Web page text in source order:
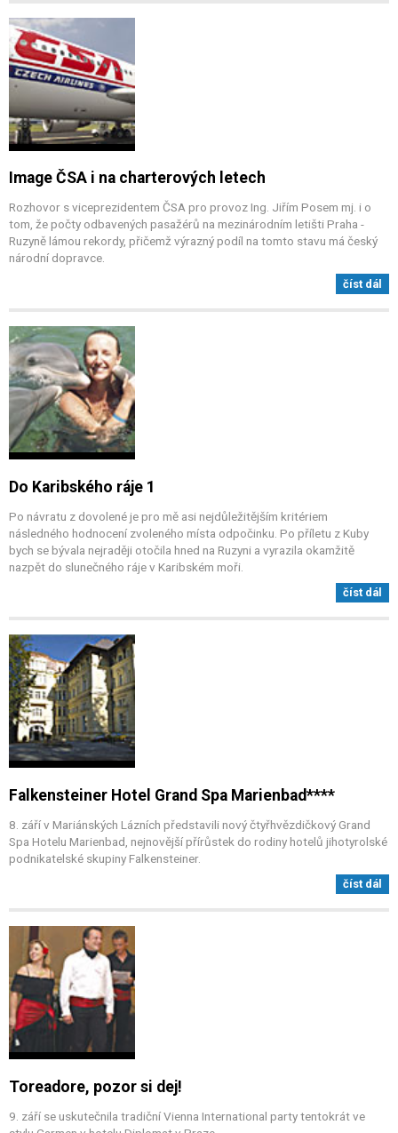
Image ČSA i na charterových letech
Rozhovor s viceprezidentem ČSA pro provoz Ing. Jiřím Posem mj. i o
tom, že počty odbavených pasažérů na mezinárodním letišti Praha -
Ruzyně lámou rekordy, přičemž výrazný podíl na tomto stavu má český
národní dopravce.
číst dál
Do Karibského ráje 1
Po návratu z dovolené je pro mě asi nejdůležitějším kritériem
následného hodnocení zvoleného místa odpočinku. Po příletu z Kuby
bych se bývala nejraději otočila hned na Ruzyni a vyrazila okamžitě
nazpět do slunečného ráje v Karibském moři.
číst dál
Falkensteiner Hotel Grand Spa Marienbad****
8. září v Mariánských Lázních představili nový čtyřhvězdičkový Grand
Spa Hotelu Marienbad, nejnovější přírůstek do rodiny hotelů jihotyrolské
podnikatelské skupiny Falkensteiner.
číst dál
Toreadore, pozor si dej!
9. září se uskutečnila tradiční Vienna International party tentokrát ve